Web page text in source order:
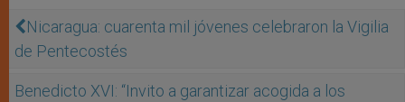
Nicaragua: cuarenta mil jóvenes celebraron la Vigilia
de Pentecostés
Benedicto XVI: “Invito a garantizar acogida a los